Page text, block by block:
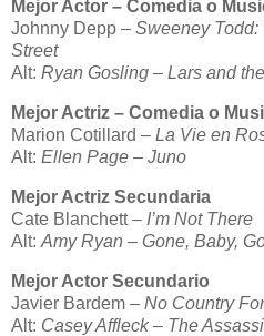
Mejor Actor – Comedia o
Johnny Depp – Sweeney Todd:
Street
Alt: Ryan Gosling – Lars and
Mejor Actriz – Comedia o
Marion Cotillard – La Vie en
Alt: Ellen Page – Juno
Mejor Actriz Secundaria
Cate Blanchett– I’m Not There
Alt: Amy Ryan – Gone, Baby,
Mejor Actor Secundario
Javier Bardem – No Country
Alt: Casey Affleck – The